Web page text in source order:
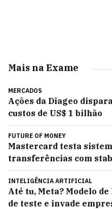
Mais na Exame
MERCADOS
Ações da Diageo
custos de US$ 1 bilhão
FUTURE OF MONEY
Mastercard testa
transferências com
INTELIGÊNCIA ARTIFICIAL
Até tu, Meta? Modelo
de teste e invade